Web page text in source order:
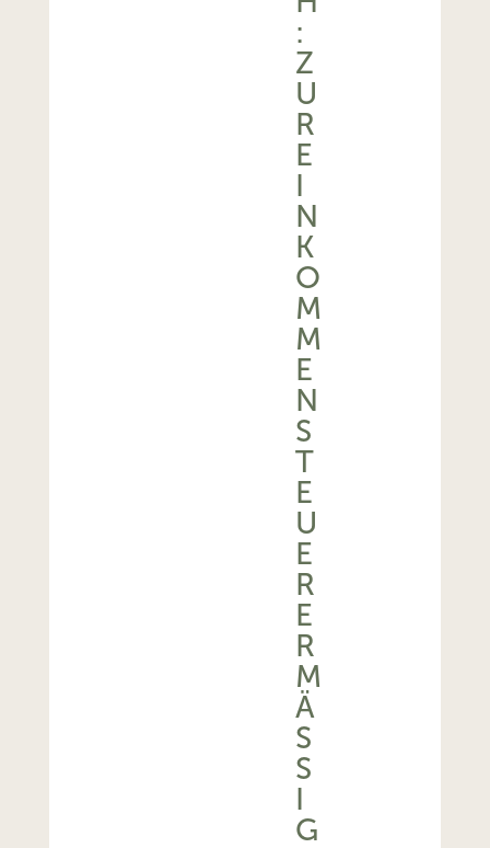
:
Z
U
R
E
I
N
K
O
M
M
E
N
S
T
E
U
E
R
E
R
M
Ä
SS
I
G
U